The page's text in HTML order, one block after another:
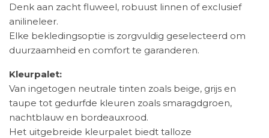
Denk aan zacht fluweel, robuust linnen of exclusief
anilineleer.
Elke bekledingsoptie is zorgvuldig geselecteerd om
duurzaamheid en comfort te garanderen.
Kleurpalet:
Van ingetogen neutrale tinten zoals beige, grijs en
taupe tot gedurfde kleuren zoals smaragdgroen,
nachtblauw en bordeauxrood.
Het uitgebreide kleurpalet biedt talloze